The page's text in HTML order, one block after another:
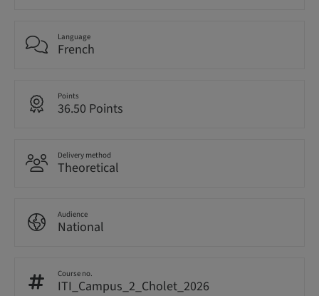
Language
French
Points
36.50 Points
Delivery method
Theoretical
Audience
National
Course no.
ITI_Campus_2_Cholet_2026